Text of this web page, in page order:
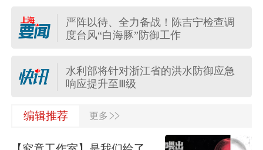
严阵以待、全力备战！陈吉宁检查调
度台风“白海豚”防御工作
上海发布海浪橙色预警！
水利部将针对浙江省的洪水防御应急
响应提升至Ⅲ级
河南驻马店西平县“7·30”故意伤害案件
编辑推荐 更多 >>